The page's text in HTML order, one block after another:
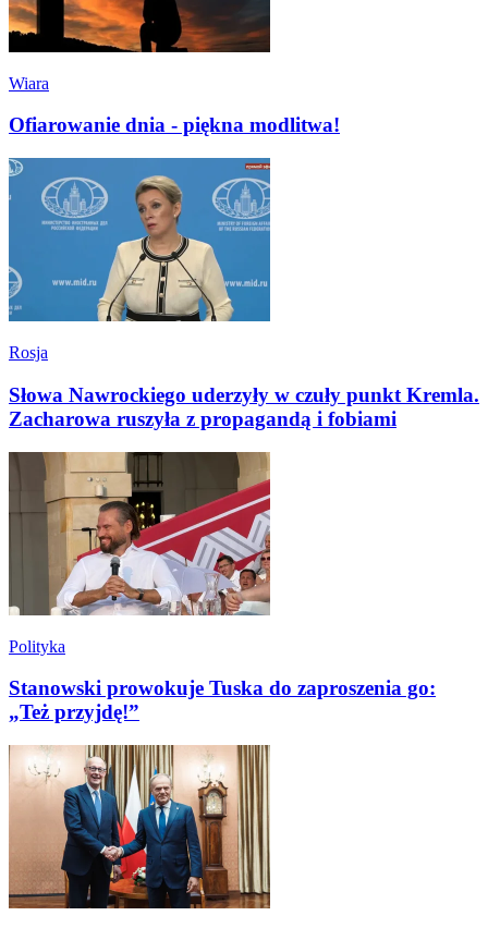
Wiara
Ofiarowanie dnia - piękna modlitwa!
Rosja
Słowa Nawrockiego uderzyły w czuły punkt Kremla.
Zacharowa ruszyła z propagandą i fobiami
Polityka
Stanowski prowokuje Tuska do zaproszenia go:
„Też przyjdę!”